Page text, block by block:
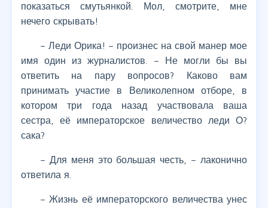
показаться смутьянкой. Мол, смотрите, мне
нечего скрывать!
– Леди Орика! – произнес на свой манер мое
имя один из журналистов. – Не могли бы вы
ответить на пару вопросов? Каково вам
принимать участие в Великолепном отборе, в
котором три года назад участвовала ваша
сестра, её императорское величество леди О?
сака?
– Для меня это большая честь, – лаконично
ответила я.
– Жизнь её императорского величества унес